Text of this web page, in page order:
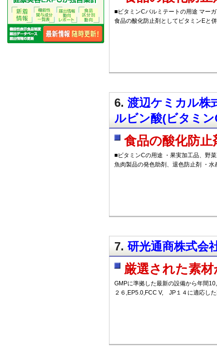
■ビタミンCパルミテートの用途 マー
食品の酸化防止剤としてビタミンEと
6. 渡辺ケミカル株
ルビン酸(ビタミン
食品の酸化防止
■ビタミンCの用途 ・果実加工品、野
魚肉製品の発色助剤、退色防止剤 ・水
7. 研光通商株式会
厳選された素
GMPに準拠した最新の設備から年間
２６,EP5.0,FCC V, JP１４に適応し